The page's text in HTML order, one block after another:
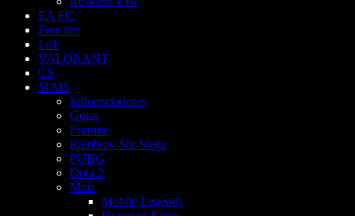
EA FC
Free fire
LoL
VALORANT
CS
MAIS
Influenciadores
Guias
Fortnite
Rainbow Six Siege
PUBG
Dota 2
Mais
Mobile Legends